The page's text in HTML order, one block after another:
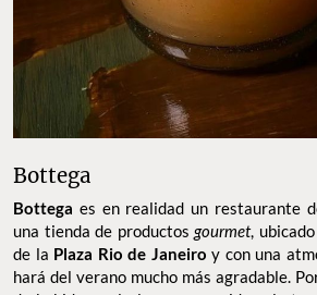
Bottega
Bottega es en realidad un restaurante
una tienda de productosgourmet,
de la Plaza Rio de Janeiro y con una
hará del verano mucho más agradable.